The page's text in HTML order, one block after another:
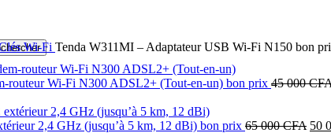
Wi-Fi Tenda W311MI – Adaptateur USB Wi-Fi N150 bon
Wi-Fi N300 ADSL2+ (Tout-en-un) bon prix 45 000
2,4 GHz (jusqu’à 5 km, 12 dBi) bon prix 65 000CFA Le
50